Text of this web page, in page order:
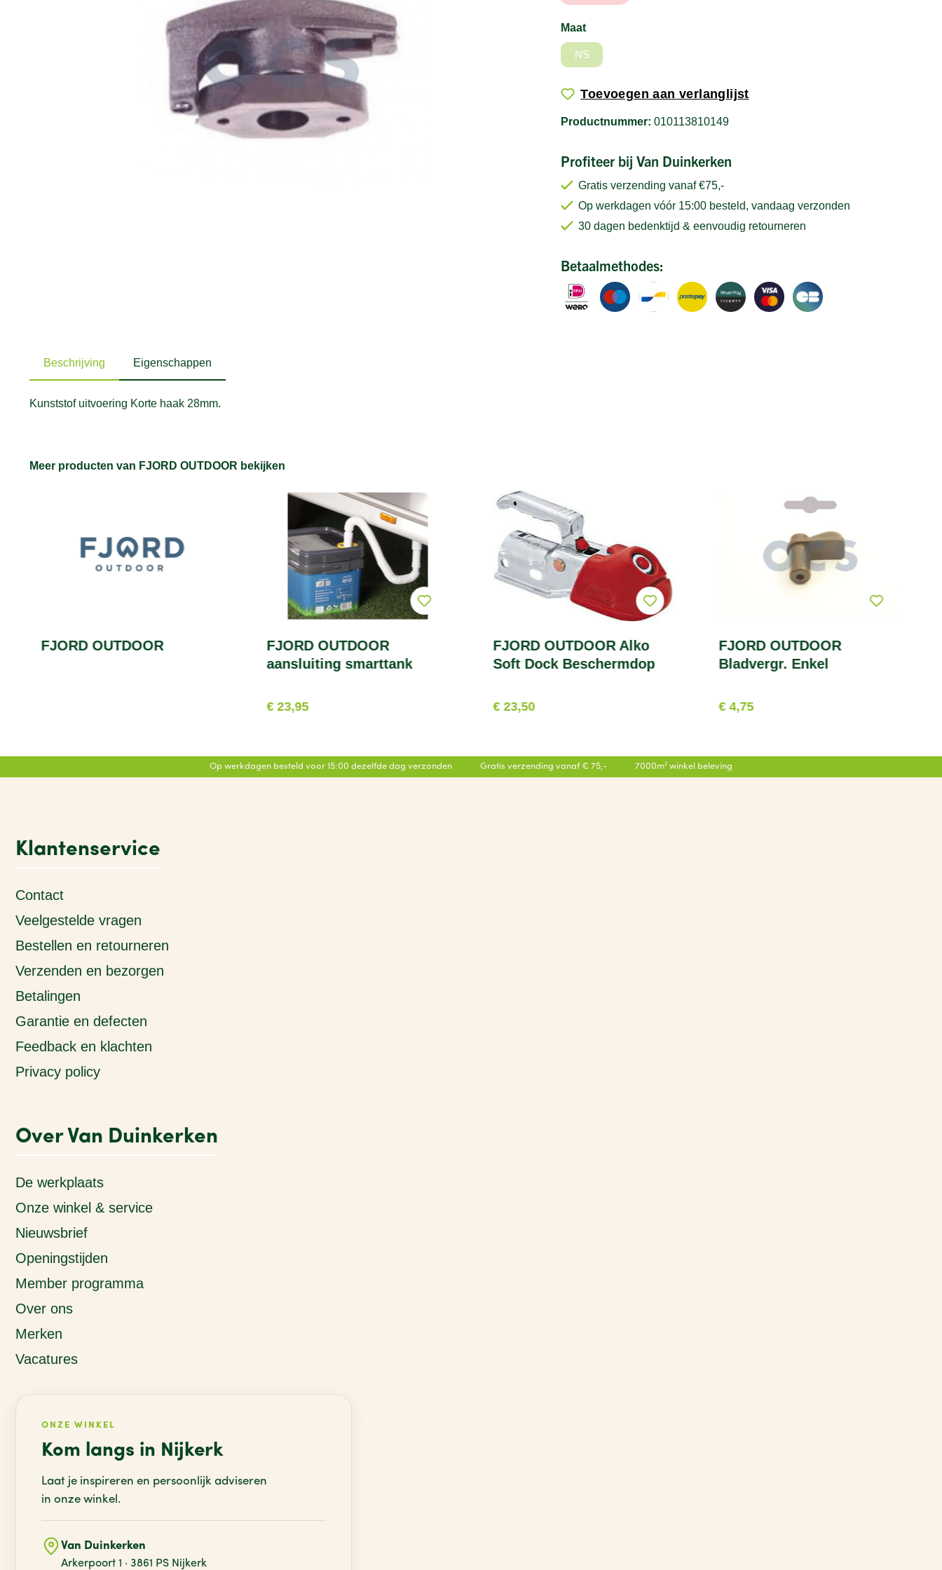
Maat
NS
Toevoegen aan verlanglijst
Productnummer:010113810149
Profiteer bij Van Duinkerken
Gratis verzending vanaf €75,-
Op werkdagen vóór 15:00 besteld, vandaag verzonden
30 dagen bedenktijd & eenvoudig retourneren
Betaalmethodes:
Beschrijving Eigenschappen
Kunststof uitvoering Korte haak 28mm.
Meer producten van FJORD OUTDOOR bekijken
FJORD OUTDOOR
FJORD OUTDOOR
aansluiting smarttank
€ 23,95
FJORD OUTDOOR Alko
Soft Dock Beschermdop
€ 23,50
FJORD OUTDOOR
Bladvergr. Enkel
€ 4,75
Op werkdagen besteld voor 15:00 dezelfde dag verzonden Gratis verzending vanaf € 75,- 7000m² winkel beleving
Klantenservice
Contact
Veelgestelde vragen
Bestellen en retourneren
Verzenden en bezorgen
Betalingen
Garantie en defecten
Feedback en klachten
Privacy policy
Over Van Duinkerken
De werkplaats
Onze winkel & service
Nieuwsbrief
Openingstijden
Member programma
Over ons
Merken
Vacatures
ONZE WINKEL
Kom langs in Nijkerk
Laat je inspireren en persoonlijk adviseren
in onze winkel.
Van Duinkerken
Arkerpoort 1 · 3861 PS Nijkerk